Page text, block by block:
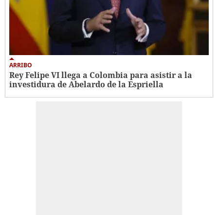
ARRIBO
Rey Felipe VI llega a Colombia para asistir a la
investidura de Abelardo de la Espriella